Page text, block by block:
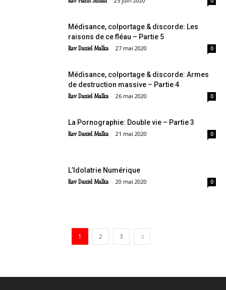
Médisance, colportage & discorde: Les
raisons de ce fléau – Partie 5
Rav Daniel Malka - 27 mai 2020 0
Médisance, colportage & discorde: Armes
de destruction massive – Partie 4
Rav Daniel Malka - 26 mai 2020 0
La Pornographie: Double vie – Partie 3
Rav Daniel Malka - 21 mai 2020 0
L’Idolatrie Numérique
Rav Daniel Malka - 20 mai 2020 0
1 2 3